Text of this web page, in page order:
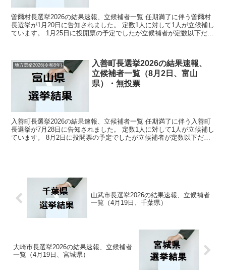
曽爾村長選挙2026の結果速報、立候補者一覧 任期満了に伴う曽爾村
長選挙が1月20日に告知されました。 定数1人に対して1人が立候補し
ています。 1月25日に投開票の予定でしたが立候補者が定数以下だっ
地方選挙2026(令和8年)
入善町長選挙2026の結果速報、
立候補者一覧（8月2日、富山
県）・無投票
入善町長選挙2026の結果速報、立候補者一覧 任期満了に伴う入善町
長選挙が7月28日に告知されました。 定数1人に対して1人が立候補し
ています。 8月2日に投開票の予定でしたが立候補者が定数以下だっ
山武市長選挙2026の結果速報、立候補者
一覧（4月19日、千葉県）
大崎市長選挙2026の結果速報、立候補者
一覧（4月19日、宮城県）